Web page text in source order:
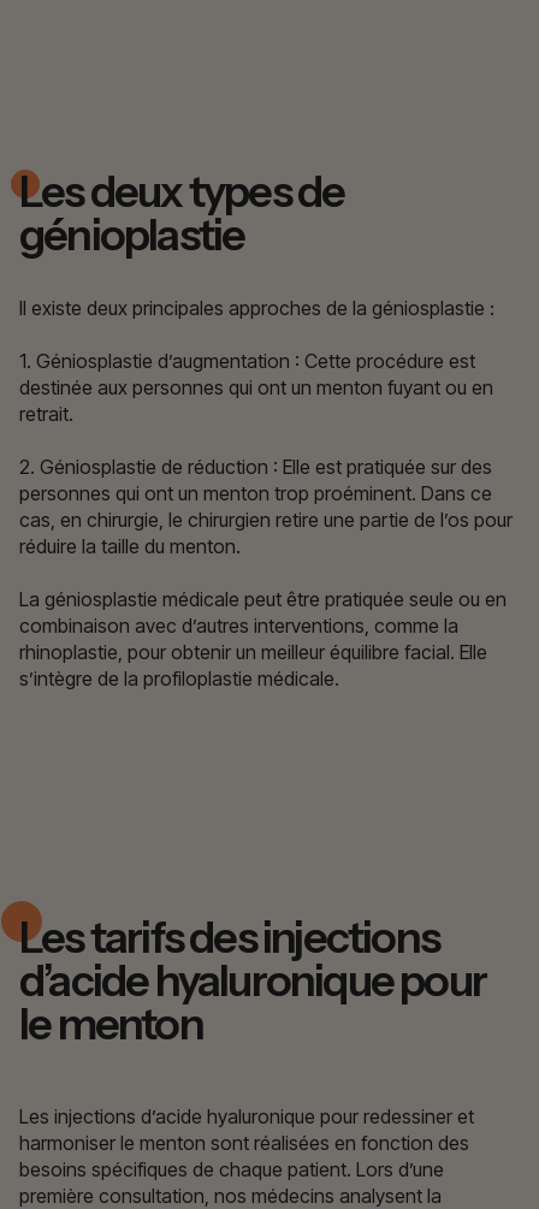
Les deux types de
génioplastie
Il existe deux principales approches de la géniosplastie :
1. Géniosplastie d’augmentation : Cette procédure est
destinée aux personnes qui ont un menton fuyant ou en
retrait.
2. Géniosplastie de réduction : Elle est pratiquée sur des
personnes qui ont un menton trop proéminent. Dans ce
cas, en chirurgie, le chirurgien retire une partie de l’os pour
réduire la taille du menton.
La géniosplastie médicale peut être pratiquée seule ou en
combinaison avec d’autres interventions, comme la
rhinoplastie, pour obtenir un meilleur équilibre facial. Elle
s’intègre de la profiloplastie médicale.
Les tarifs des injections
d’acide hyaluronique pour
le menton
Les injections d’acide hyaluronique pour redessiner et
harmoniser le menton sont réalisées en fonction des
besoins spécifiques de chaque patient. Lors d’une
première consultation, nos médecins analysent la